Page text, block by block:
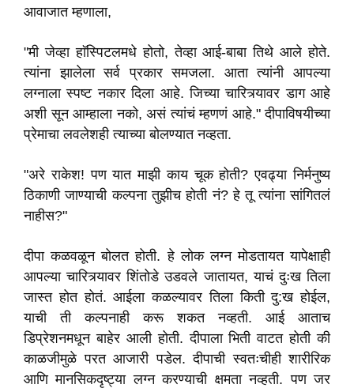
आवाजात म्हणाला,
"मी जेव्हा हाॅस्पिटलमधे होतो, तेव्हा आई-बाबा तिथे आले होते.
त्यांना झालेला सर्व प्रकार समजला. आता त्यांनी आपल्या
लग्नाला स्पष्ट नकार दिला आहे. जिच्या चारित्र्यावर डाग आहे
अशी सून आम्हाला नको, असं त्यांचं म्हणणं आहे." दीपाविषयीच्या
प्रेमाचा लवलेशही त्याच्या बोलण्यात नव्हता.
"अरे राकेश! पण यात माझी काय चूक होती? एवढ्या निर्मनुष्य
ठिकाणी जाण्याची कल्पना तुझीच होती नं? हे तू त्यांना सांगितलं
नाहीस?"
दीपा कळवळून बोलत होती. हे लोक लग्न मोडतायत यापेक्षाही
आपल्या चारित्र्यावर शिंतोडे उडवले जातायत, याचं दुःख तिला
जास्त होत होतं. आईला कळल्यावर तिला किती दु:ख होईल,
याची ती कल्पनाही करू शकत नव्हती. आई आताच
डिप्रेशनमधून बाहेर आली होती. दीपाला भिती वाटत होती की
काळजीमुळे परत आजारी पडेल. दीपाची स्वतःचीही शारीरिक
आणि मानसिकदृष्ट्या लग्न करण्याची क्षमता नव्हती. पण जर